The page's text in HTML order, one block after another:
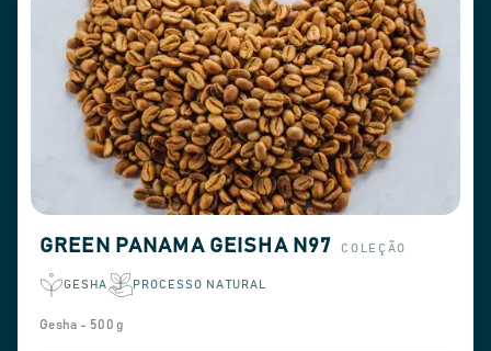
GREEN PANAMA GEISHA N97 COLEÇÃO
GESHA PROCESSO NATURAL
Gesha - 500 g